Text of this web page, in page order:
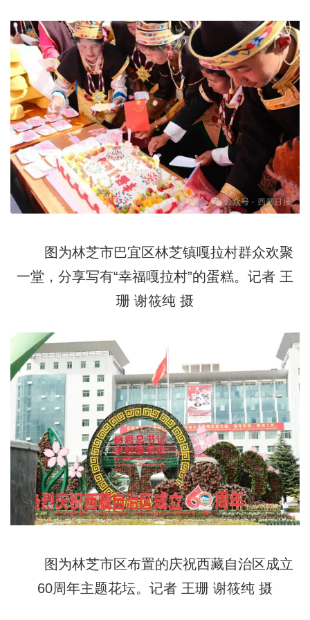
图为林芝市巴宜区林芝镇嘎拉村群众欢聚
一堂，分享写有“幸福嘎拉村”的蛋糕。记者 王
珊 谢筱纯 摄
图为林芝市区布置的庆祝西藏自治区成立
60周年主题花坛。记者 王珊 谢筱纯 摄